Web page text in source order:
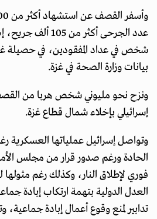
شخص في عداد المفقودين، في حصيلة
بيانات وزارة الصحة في غزة.
ونزح نحو مليوني شخص هربا من
إسرائيلي بإخلاء شمال قطاع غزة.
وتواصل إسرائيل عملياتها العسكرية
الحادة ورغم صدور قرار من مجلس
فوري لإطلاق النار، وكذلك رغم مثولها
العدل الدولية بتهمة ارتكاب إبادة
تدابير لمنع وقوع أعمال إبادة